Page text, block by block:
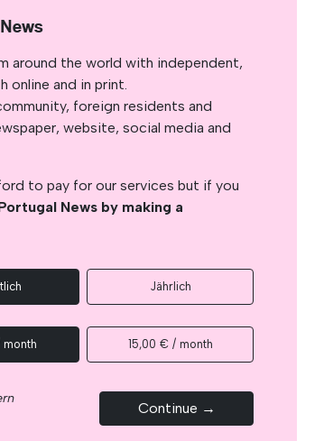
around the world with independent,
online and in print.
foreign residents and
website, social media and
to pay for our services but if you
News by making a
Jährlich
15,00 € / month
Continue →